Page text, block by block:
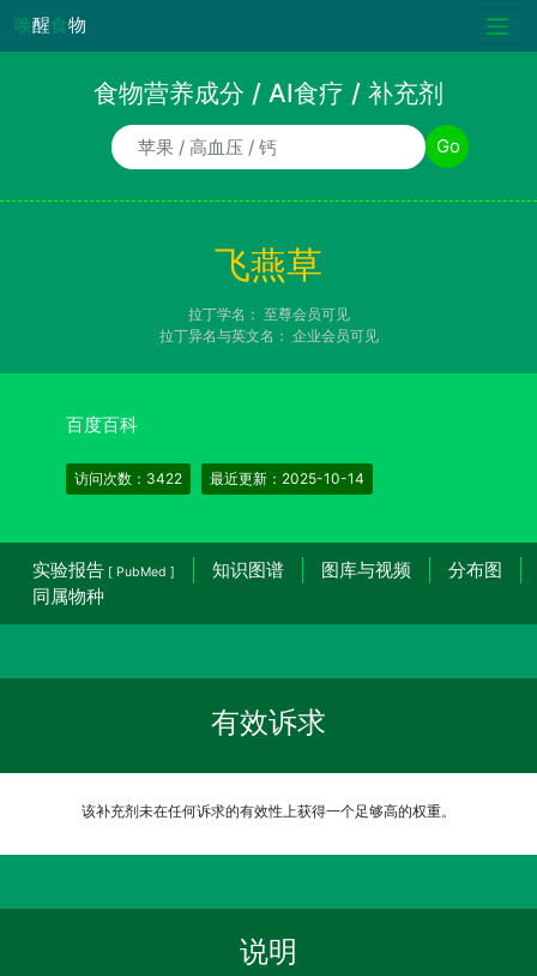
唤醒食物
食物营养成分 / AI食疗 / 补充剂
食物/AI食疗诉求/补充剂名称 Go
飞燕草
拉丁学名： 至尊会员可见
拉丁异名与英文名： 企业会员可见
百度百科
访问次数：3422 最近更新：2025-10-14
实验报告 [ PubMed ] 知识图谱 图库与视频
分布图
同属物种
有效诉求
该补充剂未在任何诉求的有效性上获得一个足够高的权重。
说明